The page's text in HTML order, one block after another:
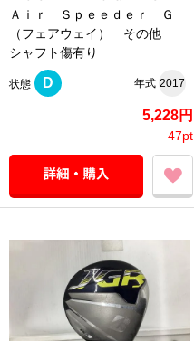
Ａｉｒ Ｓｐｅｅｄｅｒ Ｇ
（フェアウェイ） その他
シャフト傷有り
状態 D 年式 2017
5,228円
47pt